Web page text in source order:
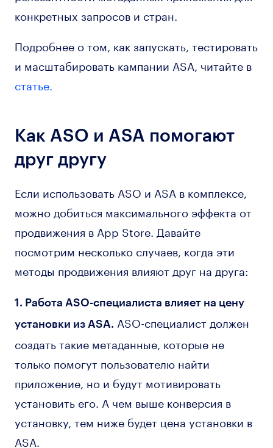
конкретных запросов и стран.
Подробнее о том, как запускать, тестировать
и масштабировать кампании ASA, читайте в
статье.
Как ASO и ASA помогают
друг другу
Если использовать ASO и ASA в комплексе,
можно добиться максимального эффекта от
продвижения в App Store. Давайте
посмотрим несколько случаев, когда эти
методы продвижения влияют друг на друга:
1. Работа ASO-специалиста влияет на цену
установки из ASA. ASO-специалист должен
создать такие метаданные, которые не
только помогут пользователю найти
приложение, но и будут мотивировать
установить его. А чем выше конверсия в
установку, тем ниже будет цена установки в
ASA.